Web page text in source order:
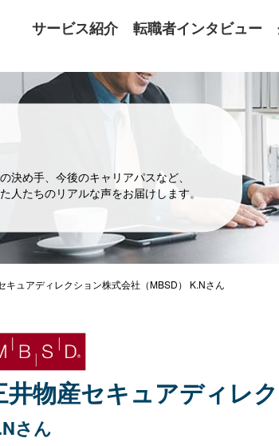
サービス紹介 転職者インタビュー
決め手、今後のキャリアパスなど、
人たちのリアルな声をお届けします。
キュアディレクション株式会社（MBSD） K.Nさん
井物産セキュアディレ
さん